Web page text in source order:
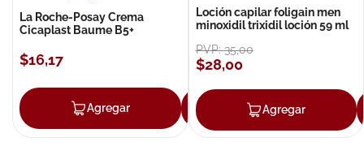
La Roche-Posay Crema
Cicaplast Baume B5+
$16,17
Agregar Agregar
Loción capilar foligain men
minoxidil trixidil loción 59 ml
PVP:35,00
$28,00
Agregar